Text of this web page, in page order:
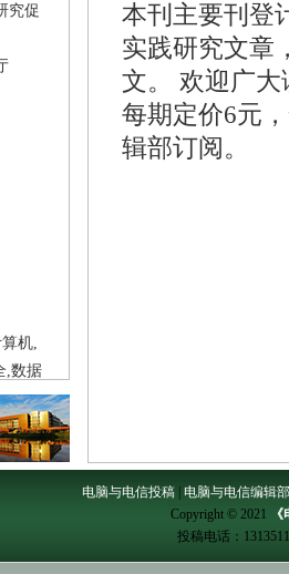
究促
机,
,数据
本刊主要刊登
实践研究文章
文。 欢迎广
每期定价6元
辑部订阅。
电脑与电信投稿| 电脑与电信编辑部
Copyright © 2021
投稿电话：